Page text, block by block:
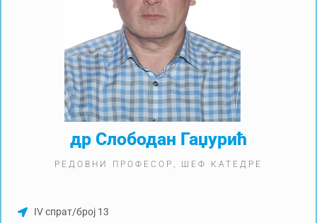
др Слободан Гаџурић
РЕДОВНИ ПРОФЕСОР, ШЕФ КАТЕДРЕ
IV спрат/број 13